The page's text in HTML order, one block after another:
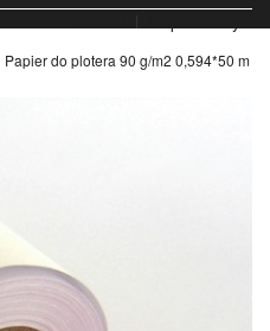
Papier do plotera 90 g/m2 0,594*50 m